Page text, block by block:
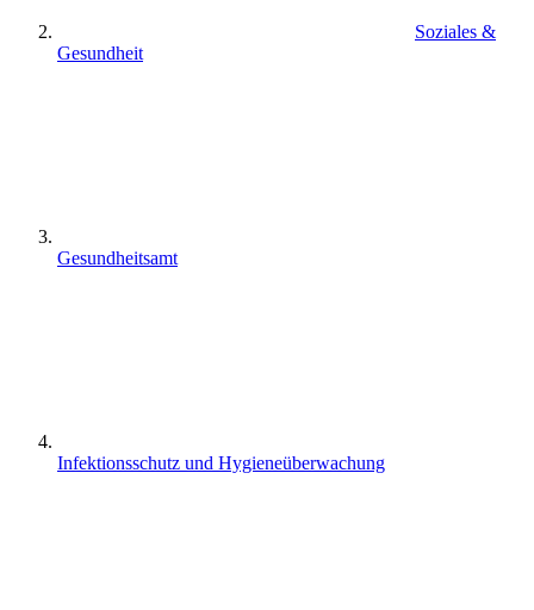
Soziales &
Gesundheit
Gesundheitsamt
Infektionsschutz und Hygieneüberwachung